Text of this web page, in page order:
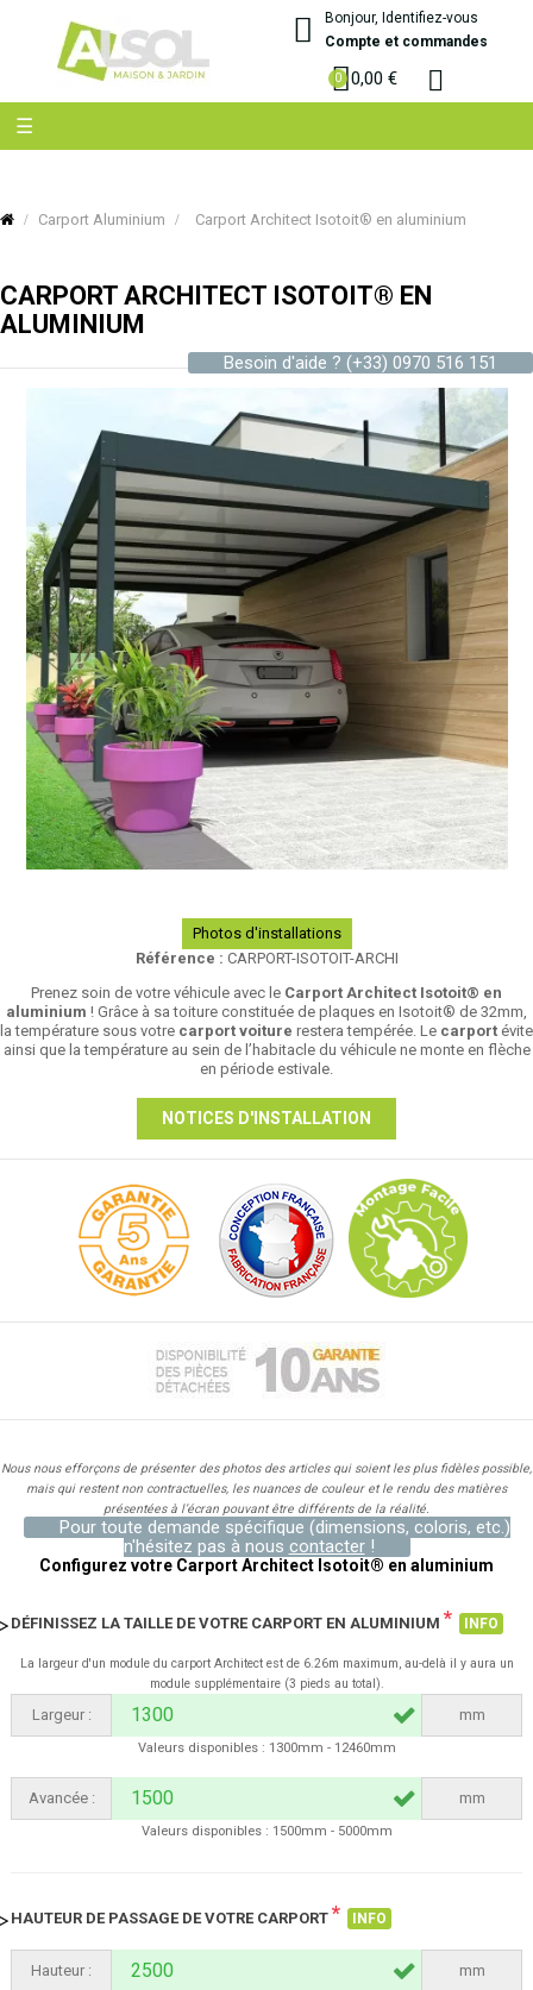
Bonjour, Identifiez-vous
Compte et commandes
0,00 €
Basculer
la
☰
Carport Aluminium Carport Architect Isotoit® en aluminium
CARPORT ARCHITECT ISOTOIT® EN
ALUMINIUM
Besoin d'aide ? (+33) 0970 516 151
Photos d'installations
Référence : CARPORT-ISOTOIT-ARCHI
Prenez soin de votre véhicule avec le Carport Architect Isotoit® en
aluminium ! Grâce à sa toiture constituée de plaques en Isotoit® de 32mm,
la température sous votre carport voiture restera tempérée. Le carport évite
ainsi que la température au sein de l’habitacle du véhicule ne monte en flèche
en période estivale.
NOTICES D'INSTALLATION
Nous nous efforçons de présenter des photos des articles qui soient les plus fidèles possible,
mais qui restent non contractuelles, les nuances de couleur et le rendu des matières
présentées à l’écran pouvant être différents de la réalité.
Pour toute demande spécifique (dimensions, coloris, etc.)
n'hésitez pas à nous contacter!
Configurez votre Carport Architect Isotoit® en aluminium
DÉFINISSEZ LA TAILLE DE VOTRE CARPORT EN ALUMINIUM * INFO
La largeur d'un module du carport Architect est de 6.26m maximum, au-delà il y aura un
module supplémentaire (3 pieds au total).
Largeur : mm
Valeurs disponibles : 1300mm - 12460mm
Avancée : mm
Valeurs disponibles : 1500mm - 5000mm
HAUTEUR DE PASSAGE DE VOTRE CARPORT * INFO
Hauteur : mm